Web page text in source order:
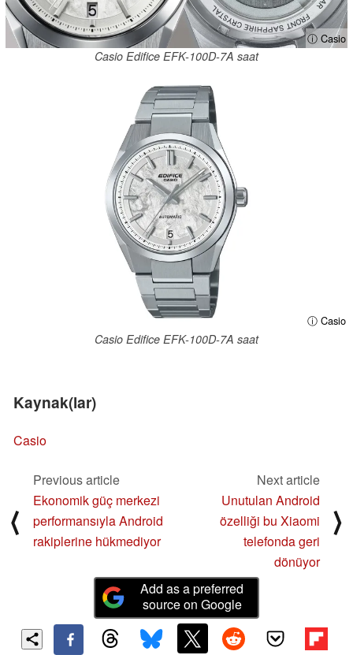
ⓘ Casio
Casio Edifice EFK-100D-7A saat
ⓘ Casio
Casio Edifice EFK-100D-7A saat
Kaynak(lar)
Casio
⟨
Previous article
Ekonomik güç merkezi
performansıyla Android
rakiplerine hükmediyor
Next article
Unutulan Android
özelliği bu Xiaomi
telefonda geri
dönüyor
⟩
Add as a preferred
source on Google